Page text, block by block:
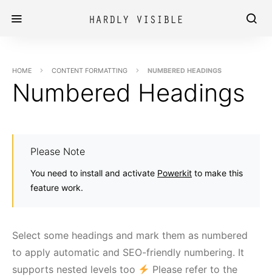
HOME CONTENT FORMATTING NUMBERED HEADINGS
Numbered Headings
Please Note
You need to install and activate Powerkit to make this
feature work.
Select some headings and mark them as numbered
to apply automatic and SEO-friendly numbering. It
supports nested levels too
Please refer to the